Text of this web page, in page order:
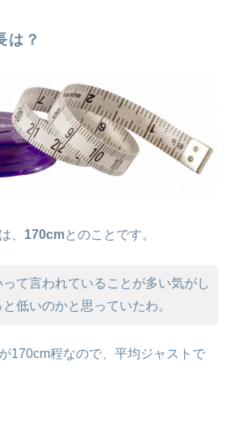
は？
、 170cmとのことです。
って言われていることが多い気がし
低いのかと思っていたわ。
170cm程なので、平均ジャストで